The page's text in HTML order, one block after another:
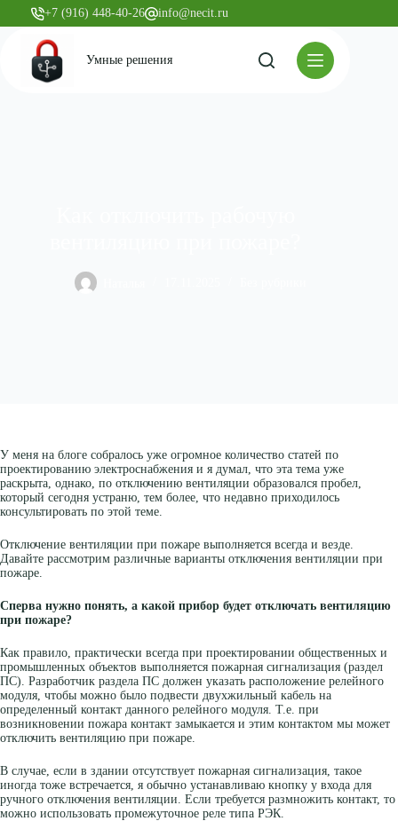
+7 (916) 448-40-26 info@necit.ru
Умные решения
У меня на блоге собралось уже огромное количество статей по
проектированию электроснабжения и я думал, что эта тема уже
раскрыта, однако, по отключению вентиляции образовался пробел,
который сегодня устраню, тем более, что недавно приходилось
консультировать по этой теме.
Отключение вентиляции при пожаре выполняется всегда и везде.
Давайте рассмотрим различные варианты отключения вентиляции при
пожаре.
Сперва нужно понять, а какой прибор будет отключать вентиляцию
при пожаре?
Как правило, практически всегда при проектировании общественных и
промышленных объектов выполняется пожарная сигнализация (раздел
ПС). Разработчик раздела ПС должен указать расположение релейного
модуля, чтобы можно было подвести двухжильный кабель на
определенный контакт данного релейного модуля. Т.е. при
возникновении пожара контакт замыкается и этим контактом мы может
отключить вентиляцию при пожаре.
В случае, если в здании отсутствует пожарная сигнализация, такое
иногда тоже встречается, я обычно устанавливаю кнопку у входа для
ручного отключения вентиляции. Если требуется размножить контакт, то
можно использовать промежуточное реле типа РЭК.